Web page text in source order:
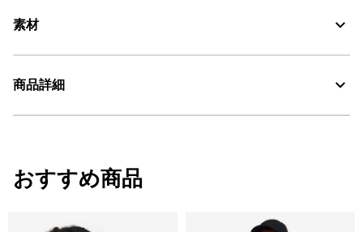
素材
素材の特徴
商品詳細
・原産国：中国
・素材：ナイロン50%、毛50%
おすすめ商品